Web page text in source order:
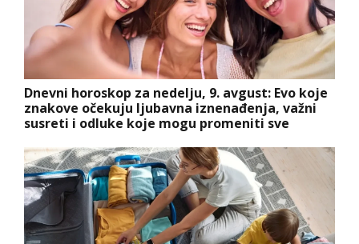
Dnevni horoskop za nedelju, 9. avgust: Evo koje
znakove očekuju ljubavna iznenađenja, važni
susreti i odluke koje mogu promeniti sve